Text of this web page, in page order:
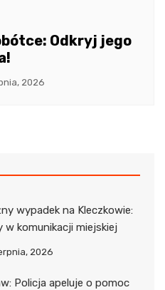
Odkryj jego
2026
wypadek na Kleczkowie:
w komunikacji miejskiej
2026
Policja apeluje o pomoc